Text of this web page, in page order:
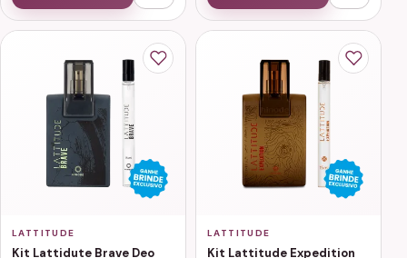
LATTITUDE
Kit Lattidute Brave Deo
LATTITUDE
Kit Lattitude Expedition